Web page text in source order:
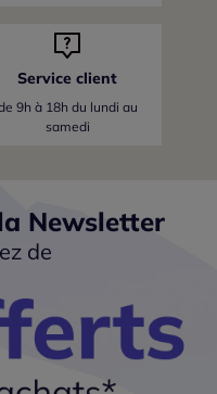
Service client
9h à 18h du lundi au
samedi
Newsletter
de